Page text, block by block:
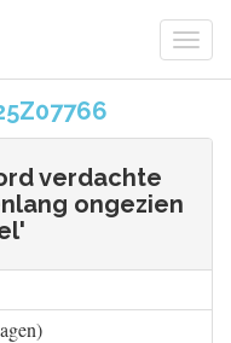
verdachte
ongezien